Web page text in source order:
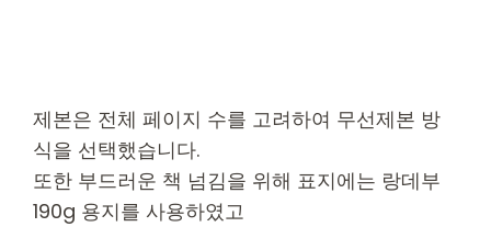
제본은 전체 페이지 수를 고려하여 무선제본 방
식을 선택했습니다.
또한 부드러운 책 넘김을 위해 표지에는 랑데부
190g 용지를 사용하였고